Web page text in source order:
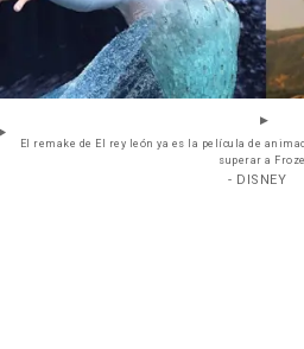
El remake de El rey león ya es la película de
superar a
- DISNEY